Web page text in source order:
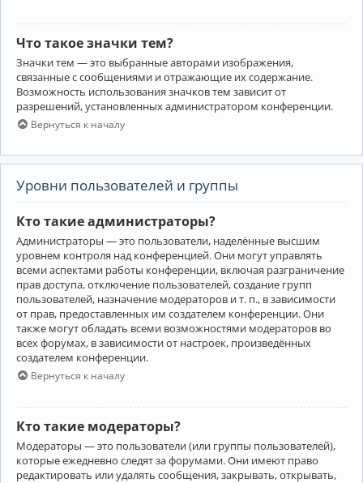
Что такое значки тем?
Значки тем — это выбранные авторами изображения,
связанные с сообщениями и отражающие их содержание.
Возможность использования значков тем зависит от
разрешений, установленных администратором конференции.
Вернуться к началу
Уровни пользователей и группы
Кто такие администраторы?
Администраторы — это пользователи, наделённые высшим
уровнем контроля над конференцией. Они могут управлять
всеми аспектами работы конференции, включая разграничение
прав доступа, отключение пользователей, создание групп
пользователей, назначение модераторов и т. п., в зависимости
от прав, предоставленных им создателем конференции. Они
также могут обладать всеми возможностями модераторов во
всех форумах, в зависимости от настроек, произведённых
создателем конференции.
Вернуться к началу
Кто такие модераторы?
Модераторы — это пользователи (или группы пользователей),
которые ежедневно следят за форумами. Они имеют право
редактировать или удалять сообщения, закрывать, открывать,